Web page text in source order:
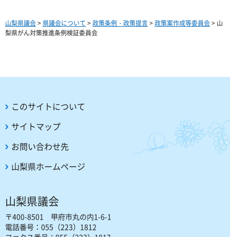
山梨県議会> 県議会について >政策条例・政策提言>政策案作成等委員会> 山
梨県がん対策推進条例検証委員会
このサイトについて
サイトマップ
お問い合わせ先
山梨県ホームページ
山梨県議会
〒400-8501 甲府市丸の内1-6-1
電話番号：055（223）1812